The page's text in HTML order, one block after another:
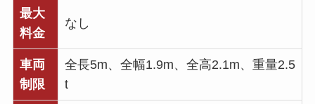
最大
料金
なし
車両
制限
全長5m、全幅1.9m、全高2.1m、重量2.5
t